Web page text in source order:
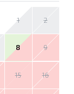
1 2
8 9
15 16